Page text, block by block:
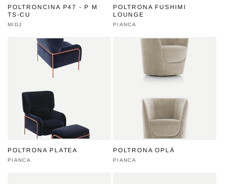
POLTRONCINA P47 - P M
TS-CU
Produttore:
MIDJ
POLTRONA FUSHIMI
LOUNGE
Produttore:
PIANCA
POLTRONA PLATEA
Produttore:
PIANCA
POLTRONA OPLÀ
Produttore:
PIANCA